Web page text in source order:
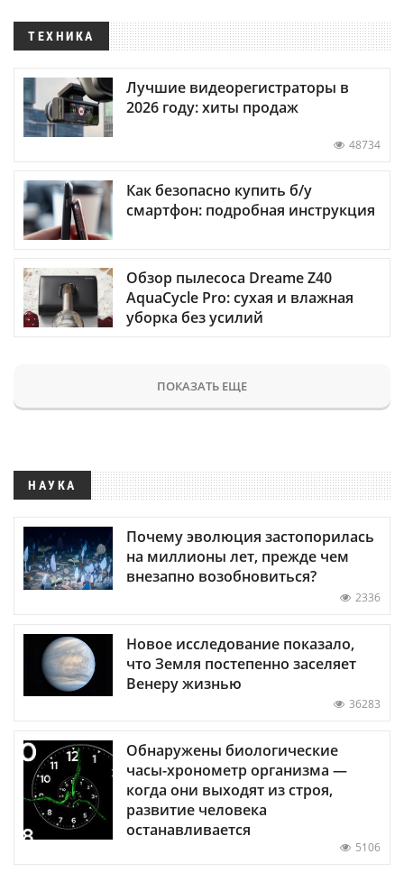
ТЕХНИКА
Лучшие видеорегистраторы в
2026 году: хиты продаж
48734
Как безопасно купить б/у
смартфон: подробная инструкция
Обзор пылесоса Dreame Z40
AquaCycle Pro: сухая и влажная
уборка без усилий
ПОКАЗАТЬ ЕЩЕ
НАУКА
Почему эволюция застопорилась
на миллионы лет, прежде чем
внезапно возобновиться?
2336
Новое исследование показало,
что Земля постепенно заселяет
Венеру жизнью
36283
Обнаружены биологические
часы-хронометр организма —
когда они выходят из строя,
развитие человека
останавливается
5106